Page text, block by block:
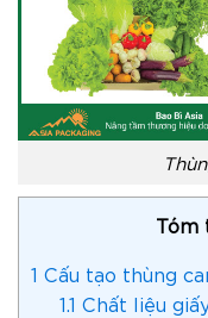
Tóm
1 Cấu tạo thùng
1.1 Chất liệu